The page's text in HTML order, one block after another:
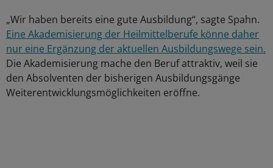
„Wir haben bereits eine gute Ausbildung“, sagte Spahn.
Eine Akademisierung der Heilmittelberufe könne daher
nur eine Ergänzung der aktuellen Ausbildungswege sein.
Die Akademisierung mache den Beruf attraktiv, weil sie
den Absolventen der bisherigen Ausbildungsgänge
Weiterentwicklungsmöglichkeiten eröffne.